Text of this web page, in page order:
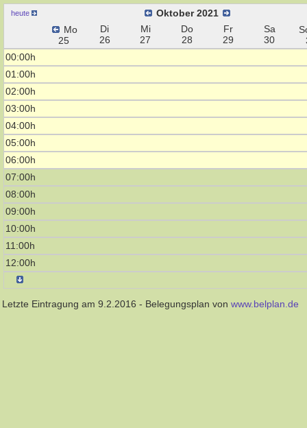
heute
Oktober 2021
Mo
25
Di
26
Mi
27
Do
28
Fr
29
Sa
30
00:00h
01:00h
02:00h
03:00h
04:00h
05:00h
06:00h
07:00h
08:00h
09:00h
10:00h
11:00h
12:00h
Letzte Eintragung am 9.2.2016 - Belegungsplan von www.belplan.de